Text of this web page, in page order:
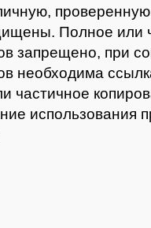
Полное или
запрещено, при
необходима
частичное
использования